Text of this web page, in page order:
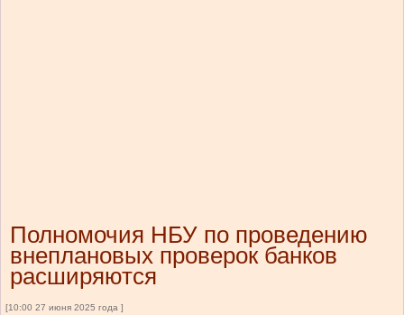
Полномочия НБУ по проведению
внеплановых проверок банков
расширяются
[10:00 27 июня 2025 года ]